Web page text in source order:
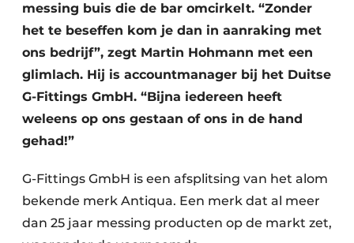
messing buis die de bar omcirkelt. “Zonder
het te beseffen kom je dan in aanraking met
ons bedrijf”, zegt Martin Hohmann met een
glimlach. Hij is accountmanager bij het Duitse
G-Fittings GmbH. “Bijna iedereen heeft
weleens op ons gestaan of ons in de hand
gehad!”
G-Fittings GmbH is een afsplitsing van het alom
bekende merk Antiqua. Een merk dat al meer
dan 25 jaar messing producten op de markt zet,